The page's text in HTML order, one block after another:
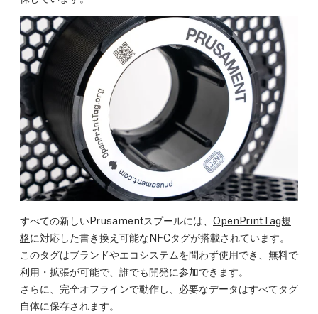
すべての新しいPrusamentスプールには、 OpenPrintTag規
格に対応した書き換え可能なNFCタグが搭載されています。
このタグはブランドやエコシステムを問わず使用でき、無料で
利用・拡張が可能で、誰でも開発に参加できます。
さらに、完全オフラインで動作し、必要なデータはすべてタグ
自体に保存されます。